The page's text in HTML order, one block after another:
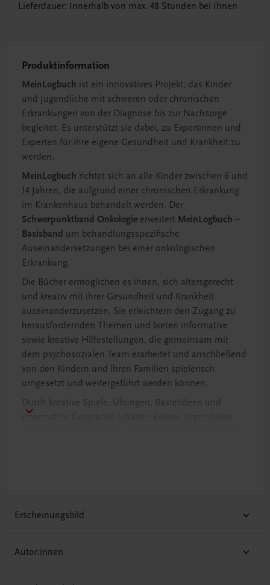
Lieferdauer: Innerhalb von max. 48 Stunden bei Ihnen
Produktinformation
MeinLogbuch ist ein innovatives Projekt, das Kinder
und Jugendliche mit schweren oder chronischen
Erkrankungen von der Diagnose bis zur Nachsorge
begleitet. Es unterstützt sie dabei, zu Expertinnen und
Experten für ihre eigene Gesundheit und Krankheit zu
werden.
MeinLogbuch richtet sich an alle Kinder zwischen 6 und
14 Jahren, die aufgrund einer chronischen Erkrankung
im Krankenhaus behandelt werden. Der
Schwerpunktband Onkologie erweitert MeinLogbuch –
Basisband um behandlungsspezifische
Auseinandersetzungen bei einer onkologischen
Erkrankung.
Die Bücher ermöglichen es ihnen, sich altersgerecht
und kreativ mit ihrer Gesundheit und Krankheit
auseinanderzusetzen. Sie erleichtern den Zugang zu
herausfordernden Themen und bieten informative
sowie kreative Hilfestellungen, die gemeinsam mit
dem psychosozialen Team erarbeitet und anschließend
von den Kindern und ihren Familien spielerisch
umgesetzt und weitergeführt werden können.
Durch kreative Spiele, Übungen, Bastelideen und
informative Gespräche erhalten Kinder, Jugendliche
Mitmachbücher bieten darüber hinaus spezifische
Paket.
Erscheinungsbild
Autor:innen